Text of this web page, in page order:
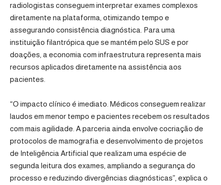
radiologistas conseguem interpretar exames complexos
diretamente na plataforma, otimizando tempo e
assegurando consistência diagnóstica. Para uma
instituição filantrópica que se mantém pelo SUS e por
doações, a economia com infraestrutura representa mais
recursos aplicados diretamente na assistência aos
pacientes.
“O impacto clínico é imediato. Médicos conseguem realizar
laudos em menor tempo e pacientes recebem os resultados
com mais agilidade. A parceria ainda envolve cocriação de
protocolos de mamografia e desenvolvimento de projetos
de Inteligência Artificial que realizam uma espécie de
segunda leitura dos exames, ampliando a segurança do
processo e reduzindo divergências diagnósticas”, explica o